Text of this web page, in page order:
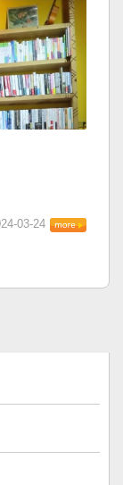
03-24